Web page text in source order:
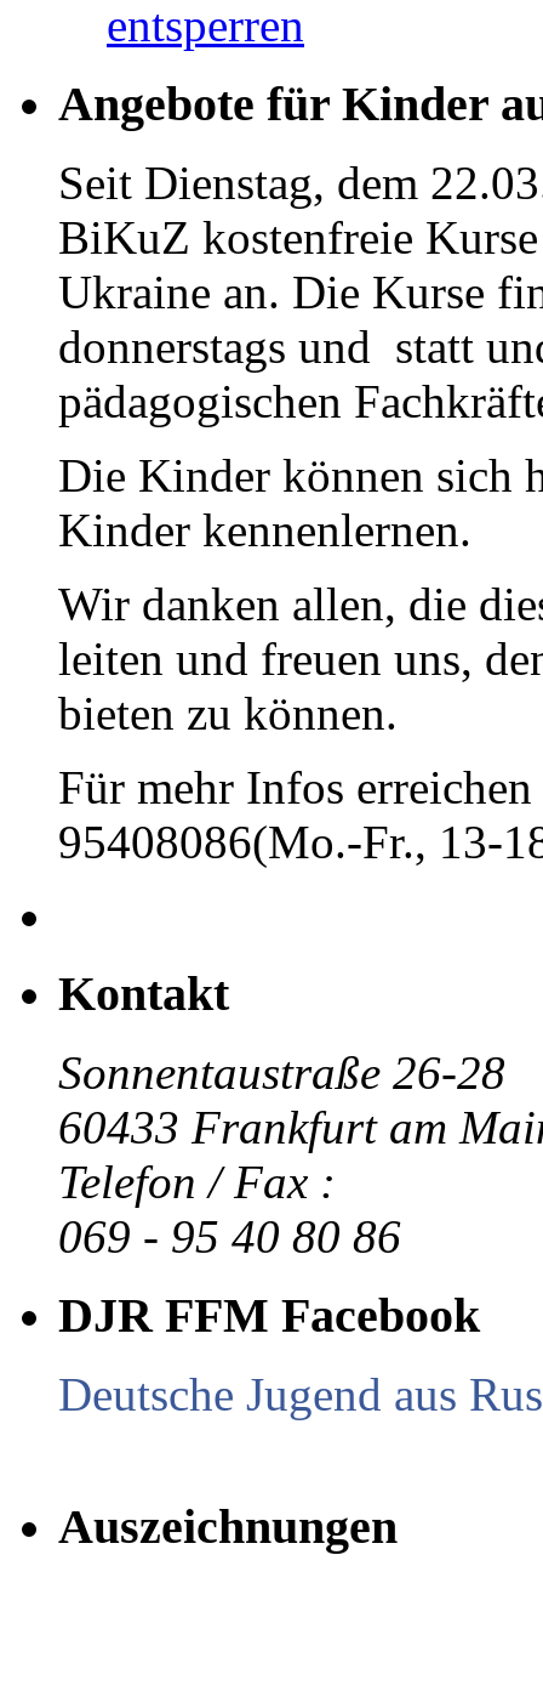
entsperren
Angebote für Kinder
Seit Dienstag, dem
BiKuZ kostenfreie
Ukraine an. Die Kurse
donnerstags und statt
pädagogischen
Die Kinder können sich
Kinder kennenlernen.
Wir danken allen, die
leiten und freuen uns,
bieten zu können.
Für mehr Infos
95408086(Mo.-Fr., 13-
Kontakt
Sonnentaustraße 26-28
60433 Frankfurt am
Telefon / Fax :
069 - 95 40 80 86
DJR FFM Facebook
Deutsche Jugend aus
Auszeichnungen